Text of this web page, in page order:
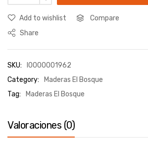
Add to wishlist
Compare
Share
SKU:
I0000001962
Category:
Maderas El Bosque
Tag:
Maderas El Bosque
Valoraciones (0)